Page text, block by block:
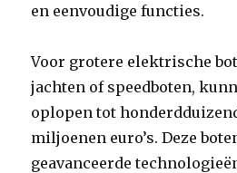
en eenvoudige functies.
Voor grotere elektrische
jachten of speedboten,
oplopen tot
miljoenen euro’s. Deze
geavanceerde